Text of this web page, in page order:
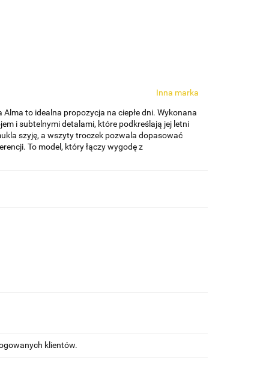
Inna marka
to idealna propozycja na ciepłe dni. Wykonana
i subtelnymi detalami, które podkreślają jej letni
szyję, a wszyty troczek pozwala dopasować
To model, który łączy wygodę z
klientów.